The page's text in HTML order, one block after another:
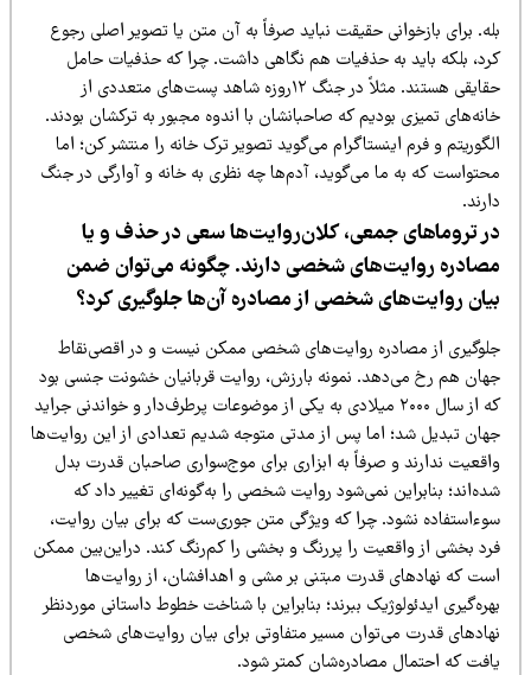
برای بازخوانی حقیقت نباید صرفاً به آن متن یا تصویر اصلی رجوع
بلکه باید به حذفیات هم نگاهی داشت. چرا که حذفیات حامل
حقایقی هستند. مثلاً در جنگ ۱۲روزه شاهد پست‌های متعددی از
تمیزی بودیم که صاحبانشان با اندوه مجبور به ترکشان بودند.
و فرم اینستاگرام می‌گوید تصویر ترک خانه را منتشر کن؛ اما
که به ما می‌گوید، آدم‌ها چه نظری به خانه و آوارگی در جنگ
تروماهای جمعی، کلان‌روایت‌ها سعی در حذف و یا
روایت‌های شخصی دارند. چگونه می‌توان ضمن
روایت‌های شخصی از مصادره آن‌ها جلوگیری کرد؟
از مصادره روایت‌های شخصی ممکن نیست و در اقصی‌نقاط
هم رخ می‌دهد. نمونه بارزش، روایت قربانیان خشونت جنسی بود
که از سال ۲۰۰۰ میلادی به یکی از موضوعات پرطرف‌دار و خواندنی جراید
تبدیل شد؛ اما پس از مدتی متوجه شدیم تعدادی از این روایت‌ها
ندارند و صرفاً به ابزاری برای موج‌سواری صاحبان قدرت بدل
بنابراین نمی‌شود روایت شخصی را به‌گونه‌ای تغییر داد که
نشود. چرا که ویژگی متن جوری‌ست که برای بیان روایت،
بخشی از واقعیت را پررنگ و بخشی را کم‌رنگ کند. دراین‌بین ممکن
که نهادهای قدرت مبتنی بر مشی و اهدافشان، از روایت‌ها
ایدئولوژیک ببرند؛ بنابراین با شناخت خطوط داستانی موردنظر
قدرت می‌توان مسیر متفاوتی برای بیان روایت‌های شخصی
که احتمال مصادره‌شان کمتر شود.